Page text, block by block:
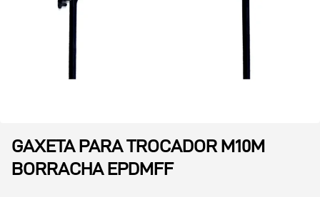
GAXETA PARA TROCADOR M10M
BORRACHA EPDMFF